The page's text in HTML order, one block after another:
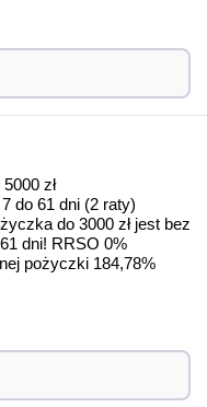
zł
do 61 dni (2 raty)
do 3000 zł jest bez
dni! RRSO 0%
pożyczki 184,78%